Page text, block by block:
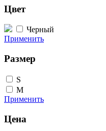
Цвет
Черный
Применить
Размер
S
M
Применить
Цена